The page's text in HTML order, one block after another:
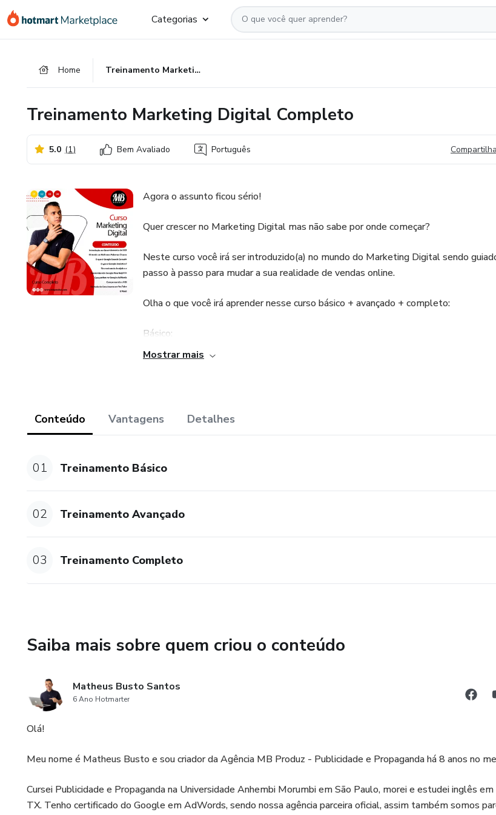
para
para
para
Categorias
Home Treinamento Marketing Digital Completo
Treinamento Marketing Digital Completo
5.0 (1) Bem Avaliado Português
Agora o assunto ficou sério!
Quer crescer no Marketing Digital mas não sabe por onde começar?
Neste curso você irá ser introduzido(a) no mundo do Marketing Digital sendo
passo à passo para mudar a sua realidade de vendas online.
Olha o que você irá aprender nesse curso básico + avançado + completo:
Básico:
- Crescimento no Brasil, com exemplos de pessoas que vivem somente de
- Serviços Digitais que irão crescer nos próximos anos
- Primeiros Passos para criar sua Estrutura Digital
- Comportamento do Consumidor (aspectos pessoais, culturais, sociais e
- Como usar os sentidos Cognitivos ao seu favor.
- Planejamento de Conteúdo
Mostrar mais
Conteúdo Vantagens Detalhes
01 Treinamento Básico
02 Treinamento Avançado
03 Treinamento Completo
Saiba mais sobre quem criou o conteúdo
Matheus Busto Santos
6 Ano Hotmarter
Olá!
Meu nome é Matheus Busto e sou criador da Agência MB Produz - Publicidade e Propaganda há 8 anos no
Cursei Publicidade e Propaganda na Universidade Anhembi Morumbi em São Paulo, morei e estudei inglês
TX. Tenho certificado do Google em AdWords, sendo nossa agência parceira oficial, assim também somos